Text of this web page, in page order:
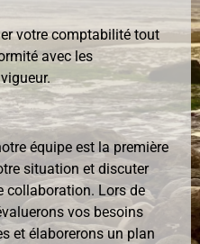
votre comptabilité tout
avec les
équipe est la première
situation et discuter
collaboration. Lors de
vos besoins
et élaborerons un plan